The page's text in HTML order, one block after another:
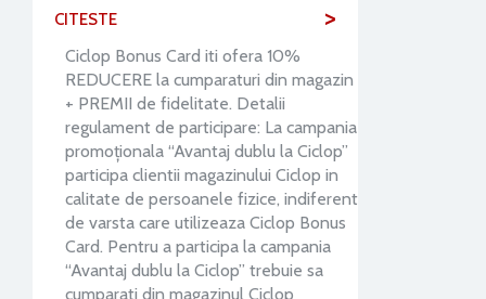
CITESTE >
Ciclop Bonus Card iti ofera 10%
REDUCERE la cumparaturi din magazin
+ PREMII de fidelitate. Detalii
regulament de participare: La campania
promoţionala “Avantaj dublu la Ciclop”
participa clientii magazinului Ciclop in
calitate de persoanele fizice, indiferent
de varsta care utilizeaza Ciclop Bonus
Card. Pentru a participa la campania
“Avantaj dublu la Ciclop” trebuie sa
cumparati din magazinul Ciclop